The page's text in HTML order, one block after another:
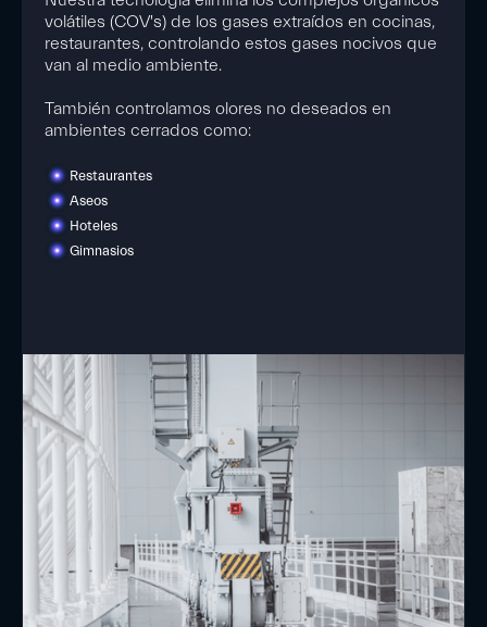
volátiles (COV's) de los gases extraídos en cocinas,
restaurantes, controlando estos gases nocivos que
van al medio ambiente.
También controlamos olores no deseados en
ambientes cerrados como:
Restaurantes
Aseos
Hoteles
Gimnasios